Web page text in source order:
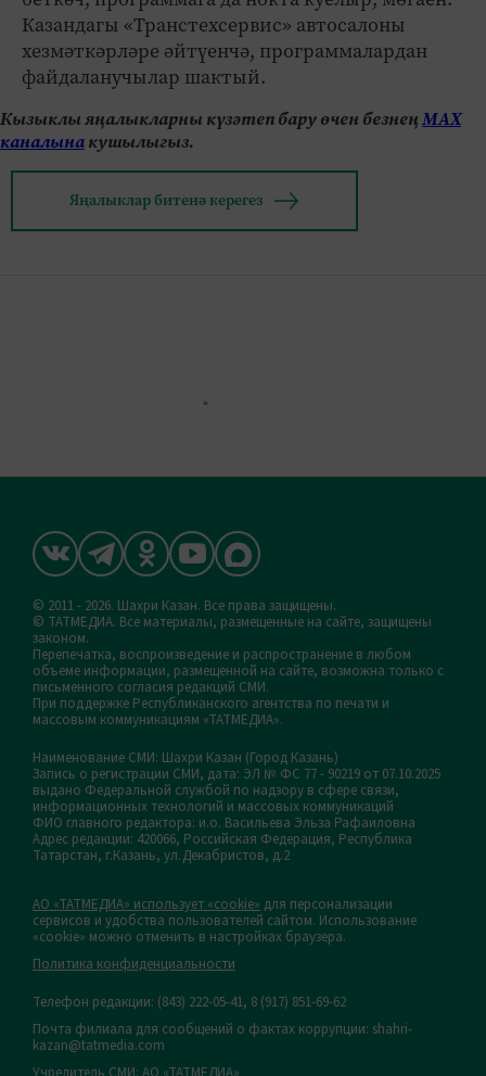
Казандагы «Транстехсервис» автосалоны
хезмәткәрләре әйтүенчә, программалардан
файдаланучылар шактый.
Кызыклы яңалыкларны күзәтеп бару өчен безнеңМАХ
каналынакушылыгыз.
Яңалыклар битенә керегез
© 2011 - 2026. Шахри Казан. Все права защищены.
© ТАТМЕДИА. Все материалы, размещенные на сайте, защищены
законом.
Перепечатка, воспроизведение и распространение в любом
объеме информации, размещенной на сайте, возможна только с
письменного согласия редакций СМИ.
При поддержке Республиканского агентства по печати и
массовым коммуникациям «ТАТМЕДИА».
Наименование СМИ: Шахри Казан (Город Казань)
Запись о регистрации СМИ, дата: ЭЛ № ФС 77 - 90219 от 07.10.2025
выдано Федеральной службой по надзору в сфере связи,
информационных технологий и массовых коммуникаций
ФИО главного редактора: и.о. Васильева Эльза Рафаиловна
Адрес редакции: 420066, Российская Федерация, Республика
Татарстан, г.Казань, ул.Декабристов, д.2
АО «ТАТМЕДИА» использует «cookie» для персонализации
сервисов и удобства пользователей сайтом. Использование
«cookie» можно отменить в настройках браузера.
Политика конфиденциальности
Телефон редакции: (843) 222-05-41, 8 (917) 851-69-62
Почта филиала для сообщений о фактах коррупции: shahri-
kazan@tatmedia.com